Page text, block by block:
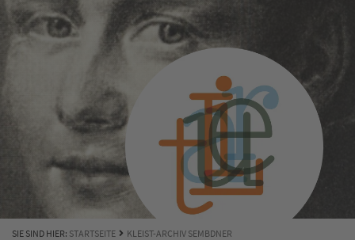
SIE SIND HIER: STARTSEITE KLEIST-ARCHIV SEMBDNER